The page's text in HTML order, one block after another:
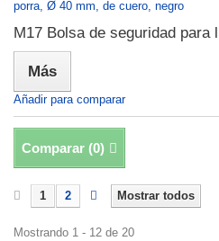
M17 Bolsa de seguridad para
Más
Añadir para comparar
Comparar (0)
Mostrar todos
1 2
Mostrando 1 - 12 de 20